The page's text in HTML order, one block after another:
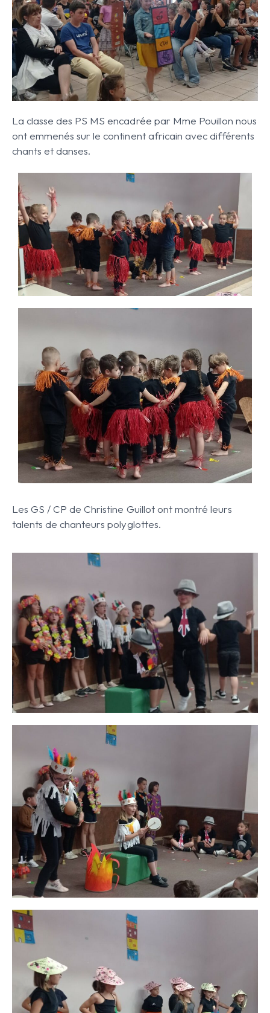
La classe des PS MS encadrée par Mme Pouillon nous
ont emmenés sur le continent africain avec différents
chants et danses.
Les GS / CP de Christine Guillot ont montré leurs
talents de chanteurs polyglottes.